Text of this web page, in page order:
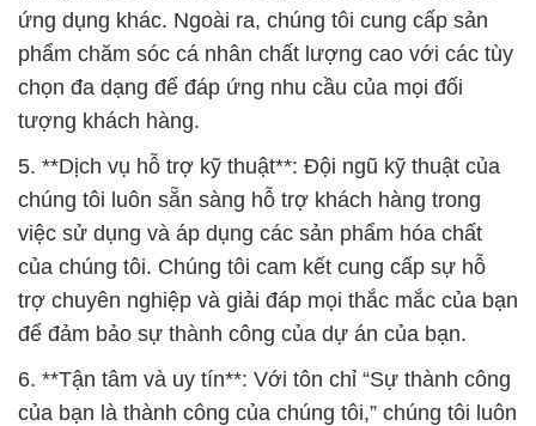
ứng dụng khác. Ngoài ra, chúng tôi cung cấp sản
phẩm chăm sóc cá nhân chất lượng cao với các tùy
chọn đa dạng để đáp ứng nhu cầu của mọi đối
tượng khách hàng.
5. **Dịch vụ hỗ trợ kỹ thuật**: Đội ngũ kỹ thuật của
chúng tôi luôn sẵn sàng hỗ trợ khách hàng trong
việc sử dụng và áp dụng các sản phẩm hóa chất
của chúng tôi. Chúng tôi cam kết cung cấp sự hỗ
trợ chuyên nghiệp và giải đáp mọi thắc mắc của bạn
để đảm bảo sự thành công của dự án của bạn.
6. **Tận tâm và uy tín**: Với tôn chỉ “Sự thành công
của bạn là thành công của chúng tôi,” chúng tôi luôn